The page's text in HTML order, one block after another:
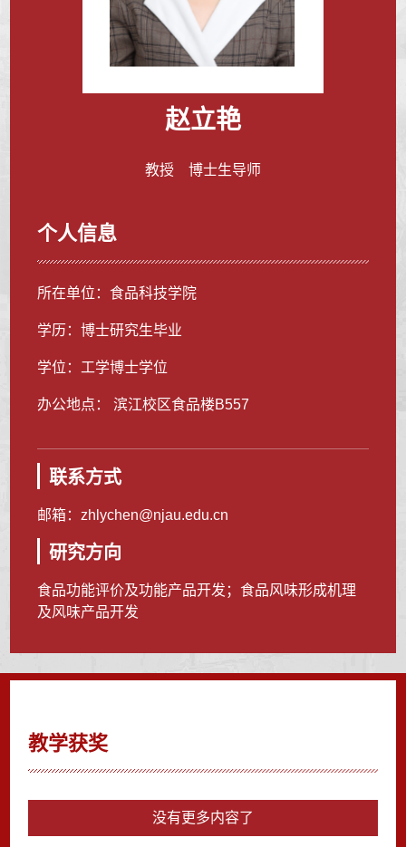
赵立艳
教授 博士生导师
个人信息
所在单位：食品科技学院
学历：博士研究生毕业
学位：工学博士学位
办公地点： 滨江校区食品楼B557
联系方式
邮箱： zhlychen@njau.edu.cn
研究方向
食品功能评价及功能产品开发；食品风味形成机理
及风味产品开发
教学获奖
没有更多内容了